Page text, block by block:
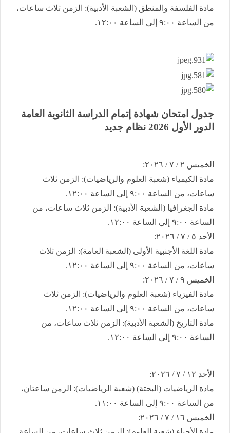
​مادة الفلسفة والمنطق (الشعبة الأدبية): الزمن ثلاث ساعات،
من الساعة ٩:٠٠ إلى الساعة ١٢:٠٠.
جدول امتحان شهادة إتمام الدراسة الثانوية العامة ​
الدور الأول 2026 نظام جديد
​الخميس ٢ / ٧ / ٢٠٢٦:
​مادة الكيمياء (شعبة العلوم والرياضيات): الزمن ثلاث
ساعات، من الساعة ٩:٠٠ إلى الساعة ١٢:٠٠.
​مادة الجغرافيا (الشعبة الأدبية): الزمن ثلاث ساعات، من
الساعة ٩:٠٠ إلى الساعة ١٢:٠٠.
​الأحد ٥ / ٧ / ٢٠٢٦:
​مادة اللغة الأجنبية الأولى (الشعبة العامة): الزمن ثلاث
ساعات، من الساعة ٩:٠٠ إلى الساعة ١٢:٠٠.
​الخميس ٩ / ٧ / ٢٠٢٦:
​مادة الفيزياء (شعبة العلوم والرياضيات): الزمن ثلاث
ساعات، من الساعة ٩:٠٠ إلى الساعة ١٢:٠٠.
​مادة التاريخ (الشعبة الأدبية): الزمن ثلاث ساعات، من
الساعة ٩:٠٠ إلى الساعة ١٢:٠٠.
​الأحد ١٢ / ٧ / ٢٠٢٦:
​مادة الرياضيات (البحتة) (شعبة الرياضيات): الزمن ساعتان،
من الساعة ٩:٠٠ إلى الساعة ١١:٠٠.
​الخميس ١٦ / ٧ / ٢٠٢٦: